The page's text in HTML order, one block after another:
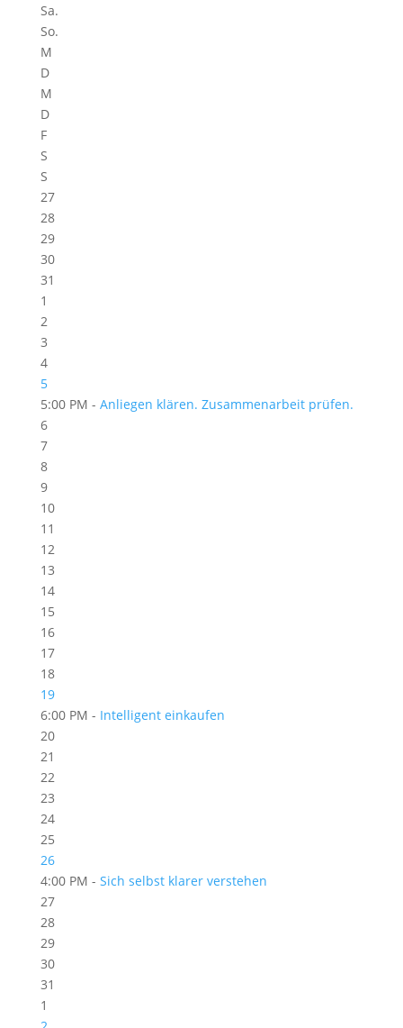
Sa.
So.
M
D
M
D
F
S
S
27
28
29
30
31
1
2
3
4
5
5:00 PM - Anliegen klären. Zusammenarbeit prüfen.
6
7
8
9
10
11
12
13
14
15
16
17
18
19
6:00 PM - Intelligent einkaufen
20
21
22
23
24
25
26
4:00 PM - Sich selbst klarer verstehen
27
28
29
30
31
1